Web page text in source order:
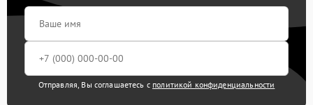
Отправляя, Вы соглашаетесь с политикой конфиденциальности